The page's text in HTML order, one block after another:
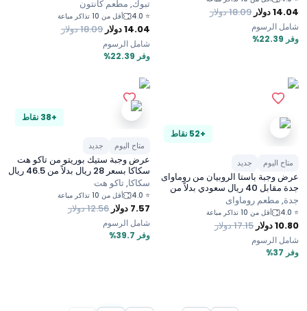
14.04دولار 18.09دولار
وفر 22.39%
شامل الرسوم
تبوك, مطعم كانتون
⭐
4.0 أقل من 10 تذاكر مباعة
14.04دولار 18.09دولار
وفر 22.39%
شامل الرسوم
+52 نقاط
متاح اليوم جديد
عرض وجبة باستا الروبيان من روماواى
جدة مقابل 40 ريال سعودي بدلاً من
63.5 ريال سعودي
جدة, مطعم روماواى
⭐
4.0 أقل من 10 تذاكر مباعة
10.80دولار 17.15دولار
وفر 37%
شامل الرسوم
+38 نقاط
متاح اليوم جديد
عرض وجبة ستيك بوريتو من تاكو هت
سكاكا بسعر 28 ريال بدلاً من 46.5 ريال
سكاكا, تاكو هت
⭐
4.0 أقل من 10 تذاكر مباعة
7.57 دولار 12.56دولار
وفر 39.7%
شامل الرسوم